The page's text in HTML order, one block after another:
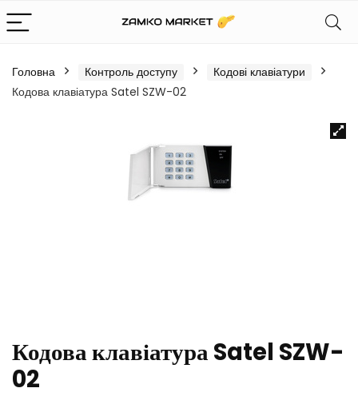
Головна Контроль доступу
Кодові клавіатури
Кодова клавіатура Satel SZW-02
Кодова клавіатура Satel SZW-
02